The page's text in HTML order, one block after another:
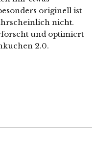
originell ist
nicht.
und optimiert
2.0.